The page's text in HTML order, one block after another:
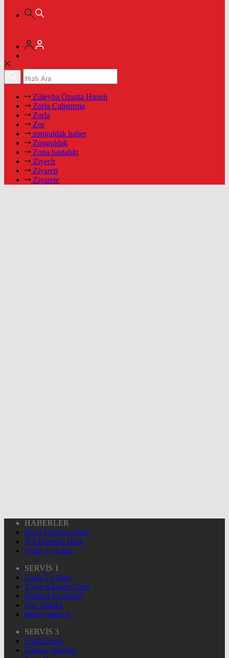
Züleyha Özusta Hınıslı
Zorla Çalıştırma
Zorla
Zor
zonguldak haber
Zonguldak
Zona hastalığı
Ziyech
Ziyareti
Ziyarete
HABERLER
Hava Durumu Dark
Yol Durumu Dark
Canlı Tv Light
SERVİS 1
Canlı Tv Dark
Yayın Akışları Dark
Nöbetçi Eczaneler
Son Dakika
takipçi satın al
SERVİS 3
Canlı Borsa
Namaz Vakitleri